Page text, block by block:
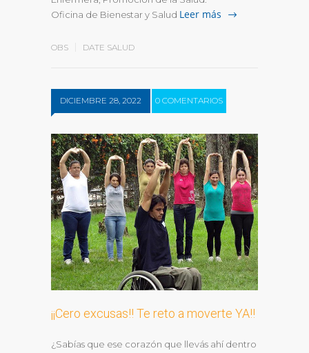
Oficina de Bienestar y Salud Leer más
OBS DATE SALUD
DICIEMBRE 28, 2022 0 COMENTARIOS
¡¡Cero excusas!! Te reto a moverte YA!!
¿Sabías que ese corazón que llevás ahí dentro